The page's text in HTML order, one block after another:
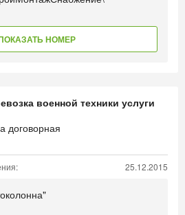
НОМЕР
военной техники услуги
договорная
25.12.2015